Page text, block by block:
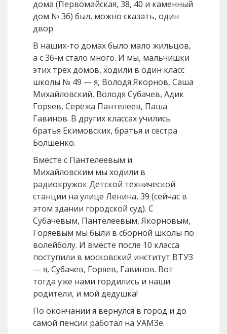
дома (Первомайская, 38, 40 и каменный
дом № 36) был, можно сказать, один
двор.
В наших-то домах было мало жильцов,
а с 36-м стало много. И мы, мальчишки
этих трех домов, ходили в один класс
школы № 49 — я, Володя Якорнов, Саша
Михайловский, Володя Субачев, Адик
Горяев, Сережа Пантелеев, Паша
Гавинов. В других классах учились
братья Екимовских, братья и сестра
Болшенко.
Вместе с Пантелеевым и
Михайловским мы ходили в
радиокружок Детской технической
станции на улице Ленина, 39 (сейчас в
этом здании городской суд). С
Субачевым, Пантелеевым, Якорновым,
Горяевым мы были в сборной школы по
волейболу. И вместе после 10 класса
поступили в московский институт ВТУЗ
— я, Субачев, Горяев, Гавинов. Вот
тогда уже нами гордились и наши
родители, и мой дедушка!
По окончании я вернулся в город и до
самой пенсии работал на УАМЗе.